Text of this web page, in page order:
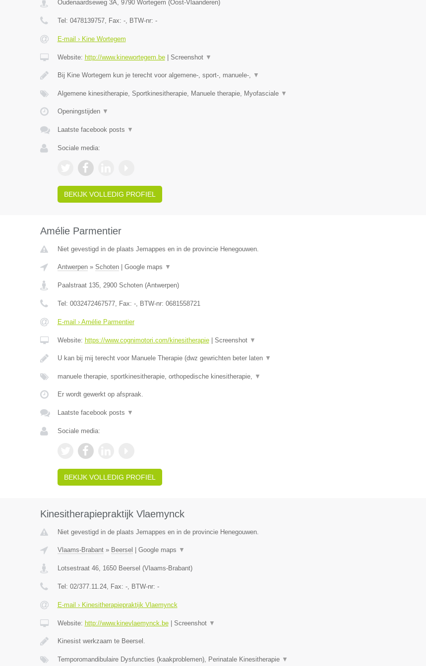
Oudenaardseweg 3A, 9790 Wortegem (Oost-Vlaanderen)
Tel: 0478139757, Fax: -, BTW-nr: -
E-mail › Kine Wortegem
Website: http://www.kinewortegem.be| Screenshot ▼
Bij Kine Wortegem kun je terecht voor algemene-, sport-, manuele-, ▼
Algemene kinesitherapie, Sportkinesitherapie, Manuele therapie, Myofasciale ▼
Openingstijden ▼
Laatste facebook posts ▼
Sociale media:
BEKIJK VOLLEDIG PROFIEL
Amélie Parmentier
Niet gevestigd in de plaats Jemappes en in de provincie Henegouwen.
Antwerpen» Schoten| Google maps ▼
Paalstraat 135, 2900 Schoten(Antwerpen)
Tel: 0032472467577, Fax: -, BTW-nr: 0681558721
E-mail › Amélie Parmentier
Website: https://www.cognimotori.com/kinesitherapie| Screenshot ▼
U kan bij mij terecht voor Manuele Therapie (dwz gewrichten beter laten ▼
manuele therapie, sportkinesitherapie, orthopedische kinesitherapie, ▼
Er wordt gewerkt op afspraak.
Laatste facebook posts ▼
Sociale media:
BEKIJK VOLLEDIG PROFIEL
Kinesitherapiepraktijk Vlaemynck
Niet gevestigd in de plaats Jemappes en in de provincie Henegouwen.
Vlaams-Brabant» Beersel Google maps ▼
Lotsestraat 46, 1650 Beersel (Vlaams-Brabant)
Tel: 02/377.11.24, Fax: -, BTW-nr: -
E-mail › Kinesitherapiepraktijk Vlaemynck
Website: http://www.kinevlaemynck.be| Screenshot ▼
Kinesist werkzaam te Beersel.
Temporomandibulaire Dysfuncties (kaakproblemen), Perinatale Kinesitherapie ▼